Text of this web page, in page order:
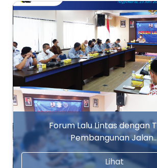
Forum Lalu Lintas dengan
Pembangunan
Lihat